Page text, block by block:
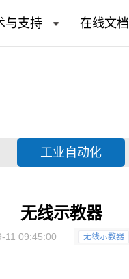
与支持 在线文档
工业自动化
无线示教器
11 09:45:00 无线示教器